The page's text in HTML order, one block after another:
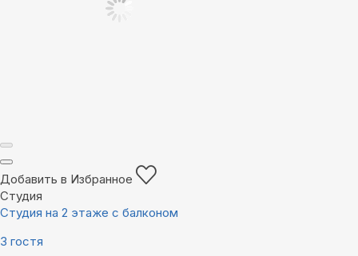
Добавить в Избранное
Студия
Студия на 2 этаже с балконом
3 гостя